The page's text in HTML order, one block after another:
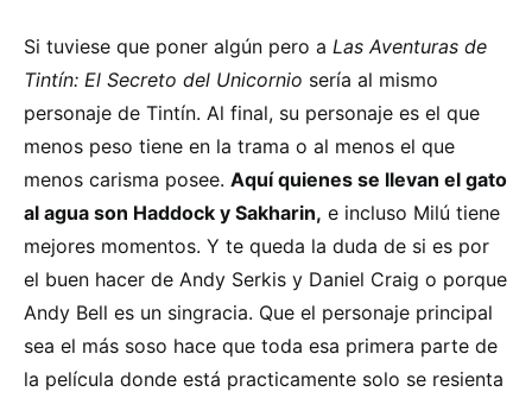
Si tuviese que poner algún pero a Las Aventuras de
Tintín: El Secreto del Unicornio sería al mismo
personaje de Tintín. Al final, su personaje es el que
menos peso tiene en la trama o al menos el que
menos carisma posee. Aquí quienes se llevan el gato
al agua son Haddock y Sakharin, e incluso Milú tiene
mejores momentos. Y te queda la duda de si es por
el buen hacer de Andy Serkis y Daniel Craig o porque
Andy Bell es un singracia. Que el personaje principal
sea el más soso hace que toda esa primera parte de
la película donde está practicamente solo se resienta